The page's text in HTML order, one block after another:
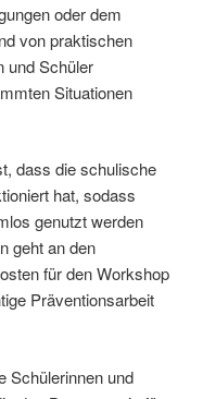
oder dem
von praktischen
und Schüler
Situationen
dass die schulische
hat, sodass
genutzt werden
geht an den
für den Workshop
Präventionsarbeit
Schülerinnen und